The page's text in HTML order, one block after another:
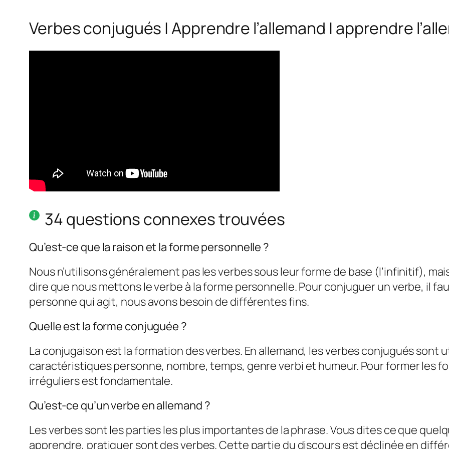
Verbes conjugués | Apprendre l’allemand | apprendre
34 questions connexes trouvées
Qu’est-ce que la raison et la forme personnelle ?
Nous n’utilisons généralement pas les verbes sous leur forme de base (l’infinitif),
dire que nous mettons le verbe à la forme personnelle. Pour conjuguer un verbe, il
personne qui agit, nous avons besoin de différentes fins.
Quelle est la forme conjuguée ?
La conjugaison est la formation des verbes. En allemand, les verbes conjugués sont
caractéristiques personne, nombre, temps, genre verbi et humeur. Pour former les
irréguliers est fondamentale.
Qu’est-ce qu’un verbe en allemand ?
Les verbes sont les parties les plus importantes de la phrase. Vous dites ce que
apprendre, pratiquer sont des verbes. Cette partie du discours est déclinée en